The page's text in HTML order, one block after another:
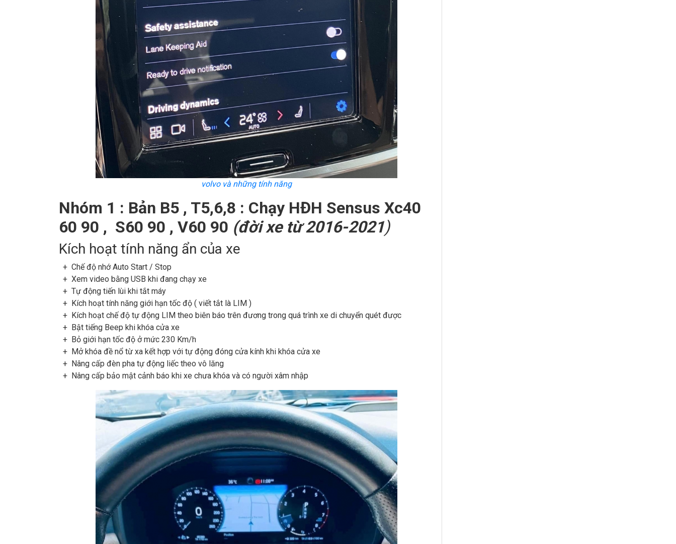
volvo và những tính năng
Nhóm 1 : Bản B5 , T5,6,8 : Chạy HĐH Sensus Xc40
60 90 , S60 90 , V60 90 (đời xe từ 2016-2021)
Kích hoạt tính năng ẩn của xe
+ Chế độ nhớ Auto Start / Stop
+ Xem video bằng USB khi đang chạy xe
+ Tự động tiến lùi khi tắt máy
+ Kích hoạt tính năng giới hạn tốc độ ( viết tắt là LIM )
+ Kích hoạt chế độ tự động LIM theo biên báo trên đương trong quá trình xe di chuyển quét được
+ Bật tiếng Beep khi khóa cửa xe
+ Bỏ giới hạn tốc độ ở mức 230 Km/h
+ Mở khóa đề nổ từ xa kết hợp với tự động đóng cửa kính khi khóa cửa xe
+ Nâng cấp đèn pha tự động liếc theo vô lăng
+ Nâng cấp bảo mật cảnh báo khi xe chưa khóa và có người xâm nhập